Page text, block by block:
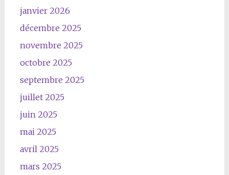
janvier 2026
décembre 2025
novembre 2025
octobre 2025
septembre 2025
juillet 2025
juin 2025
mai 2025
avril 2025
mars 2025